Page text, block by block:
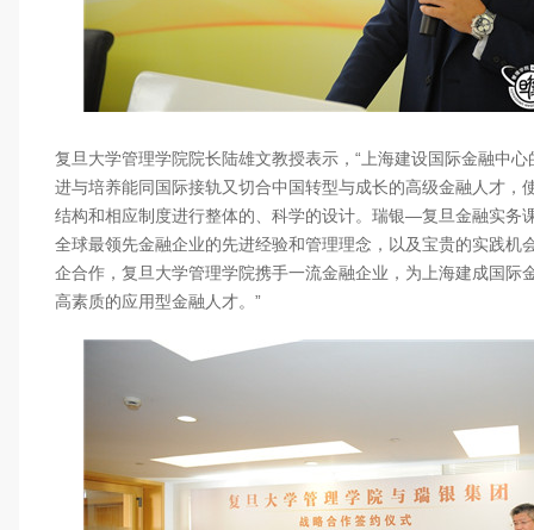
复旦大学管理学院院长陆雄文教授表示，“上海建设国际金融中
进与培养能同国际接轨又切合中国转型与成长的高级金融人才，
结构和相应制度进行整体的、科学的设计。瑞银—复旦金融实务
全球最领先金融企业的先进经验和管理理念，以及宝贵的实践机
企合作，复旦大学管理学院携手一流金融企业，为上海建成国际
高素质的应用型金融人才。”